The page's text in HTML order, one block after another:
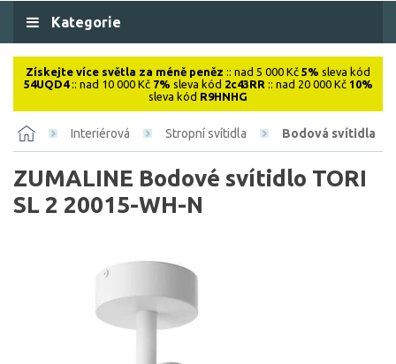
Kategorie
Získejte více světla za méně peněz :: nad 5 000 Kč 5% sleva kód
54UQD4:: nad 10 000 Kč 7% sleva kód 2c43RR :: nad 20 000 Kč 10%
sleva kód R9HNHG
Interiérová Stropní svítidla Bodová svítidla
ZUMALINE Bodové svítidlo TORI
SL 2 20015-WH-N